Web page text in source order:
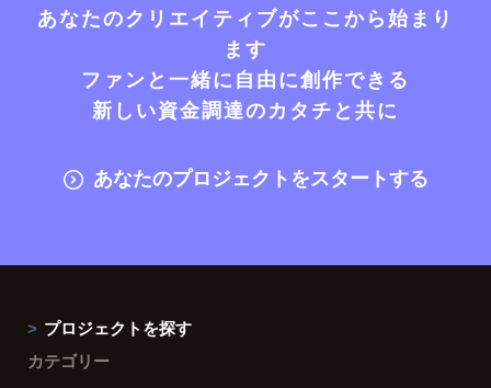
あなたのクリエイティブがここから始まり
ます
ファンと一緒に自由に創作できる
新しい資金調達のカタチと共に
あなたのプロジェクトをスタートする
プロジェクトを探す
カテゴリー